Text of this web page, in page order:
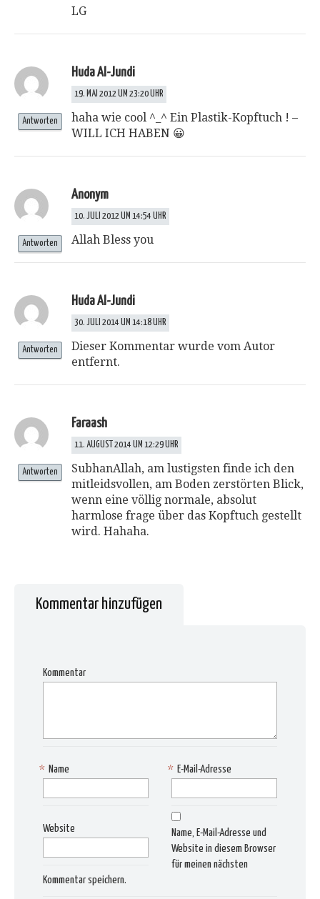
LG
Huda Al-Jundi
19. MAI 2012 UM 23:20 UHR
haha wie cool ^_^ Ein Plastik-Kopftuch ! –
WILL ICH HABEN 😀
Antworten
Anonym
10. JULI 2012 UM 14:54 UHR
Allah Bless you
Antworten
Huda Al-Jundi
30. JULI 2014 UM 14:18 UHR
Dieser Kommentar wurde vom Autor
entfernt.
Antworten
Faraash
11. AUGUST 2014 UM 12:29 UHR
SubhanAllah, am lustigsten finde ich den
mitleidsvollen, am Boden zerstörten Blick,
wenn eine völlig normale, absolut
harmlose frage über das Kopftuch gestellt
wird. Hahaha.
Antworten
Kommentar hinzufügen
Kommentar
Name
* E-Mail-Adresse
*
Website
Name, E-Mail-Adresse und
Website in diesem Browser
für meinen nächsten
Kommentar speichern.